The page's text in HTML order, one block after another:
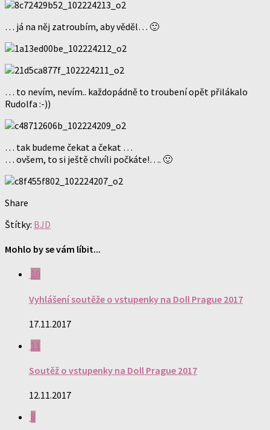
… já na něj zatroubím, aby věděl… 🙂
… to nevím, nevím.. každopádně to troubení opět přilákalo
Rudolfa :-))
… tak budeme čekat a čekat …
… ovšem, to si ještě chvíli počkáte!…. 🙂
Share
Štítky: BJD
Mohlo by se vám líbit...
10
Vyhlášení soutěže o vstupenky na Doll Prague 2017
17.11.2017
11
Soutěž o vstupenky na Doll Prague 2017
12.11.2017
8